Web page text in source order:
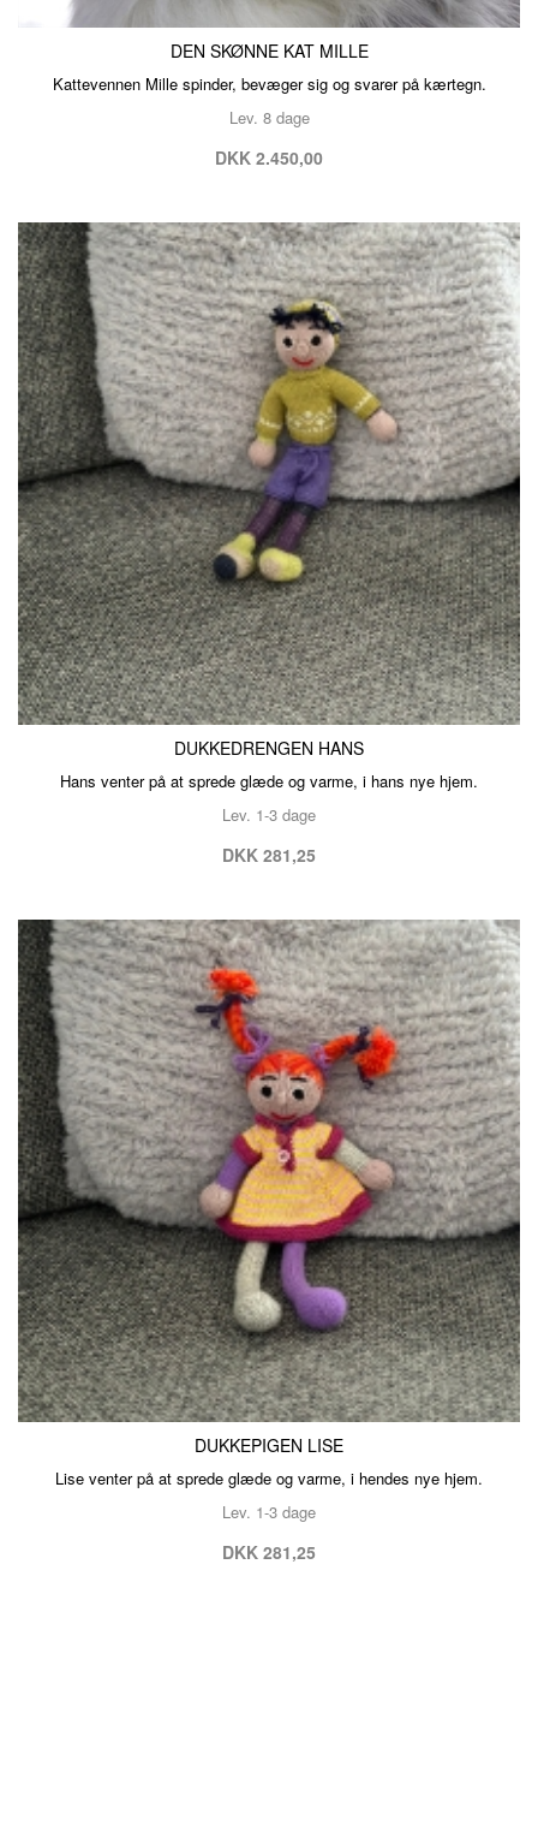
DEN SKØNNE KAT MILLE
Kattevennen Mille spinder, bevæger sig og svarer på kærtegn.
Lev. 8 dage
DKK 2.450,00
DUKKEDRENGEN HANS
Hans venter på at sprede glæde og varme, i hans nye hjem.
Lev. 1-3 dage
DKK 281,25
DUKKEPIGEN LISE
Lise venter på at sprede glæde og varme, i hendes nye hjem.
Lev. 1-3 dage
DKK 281,25